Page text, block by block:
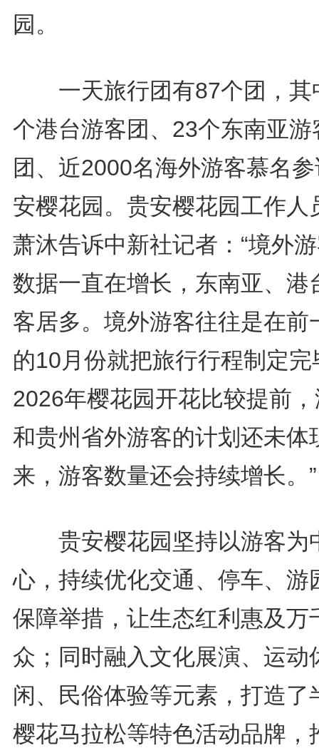
园。
一天旅行团有87个团，其
个港台游客团、23个东南亚游
团、近2000名海外游客慕名
安樱花园。贵安樱花园工作人
萧沐告诉中新社记者：“境外
数据一直在增长，东南亚、港
客居多。境外游客往往是在前
的10月份就把旅行行程制定完
2026年樱花园开花比较提前
和贵州省外游客的计划还未体
来，游客数量还会持续增长。”
贵安樱花园坚持以游客为
心，持续优化交通、停车、游
保障举措，让生态红利惠及万
众；同时融入文化展演、运动
闲、民俗体验等元素，打造了
樱花马拉松等特色活动品牌，